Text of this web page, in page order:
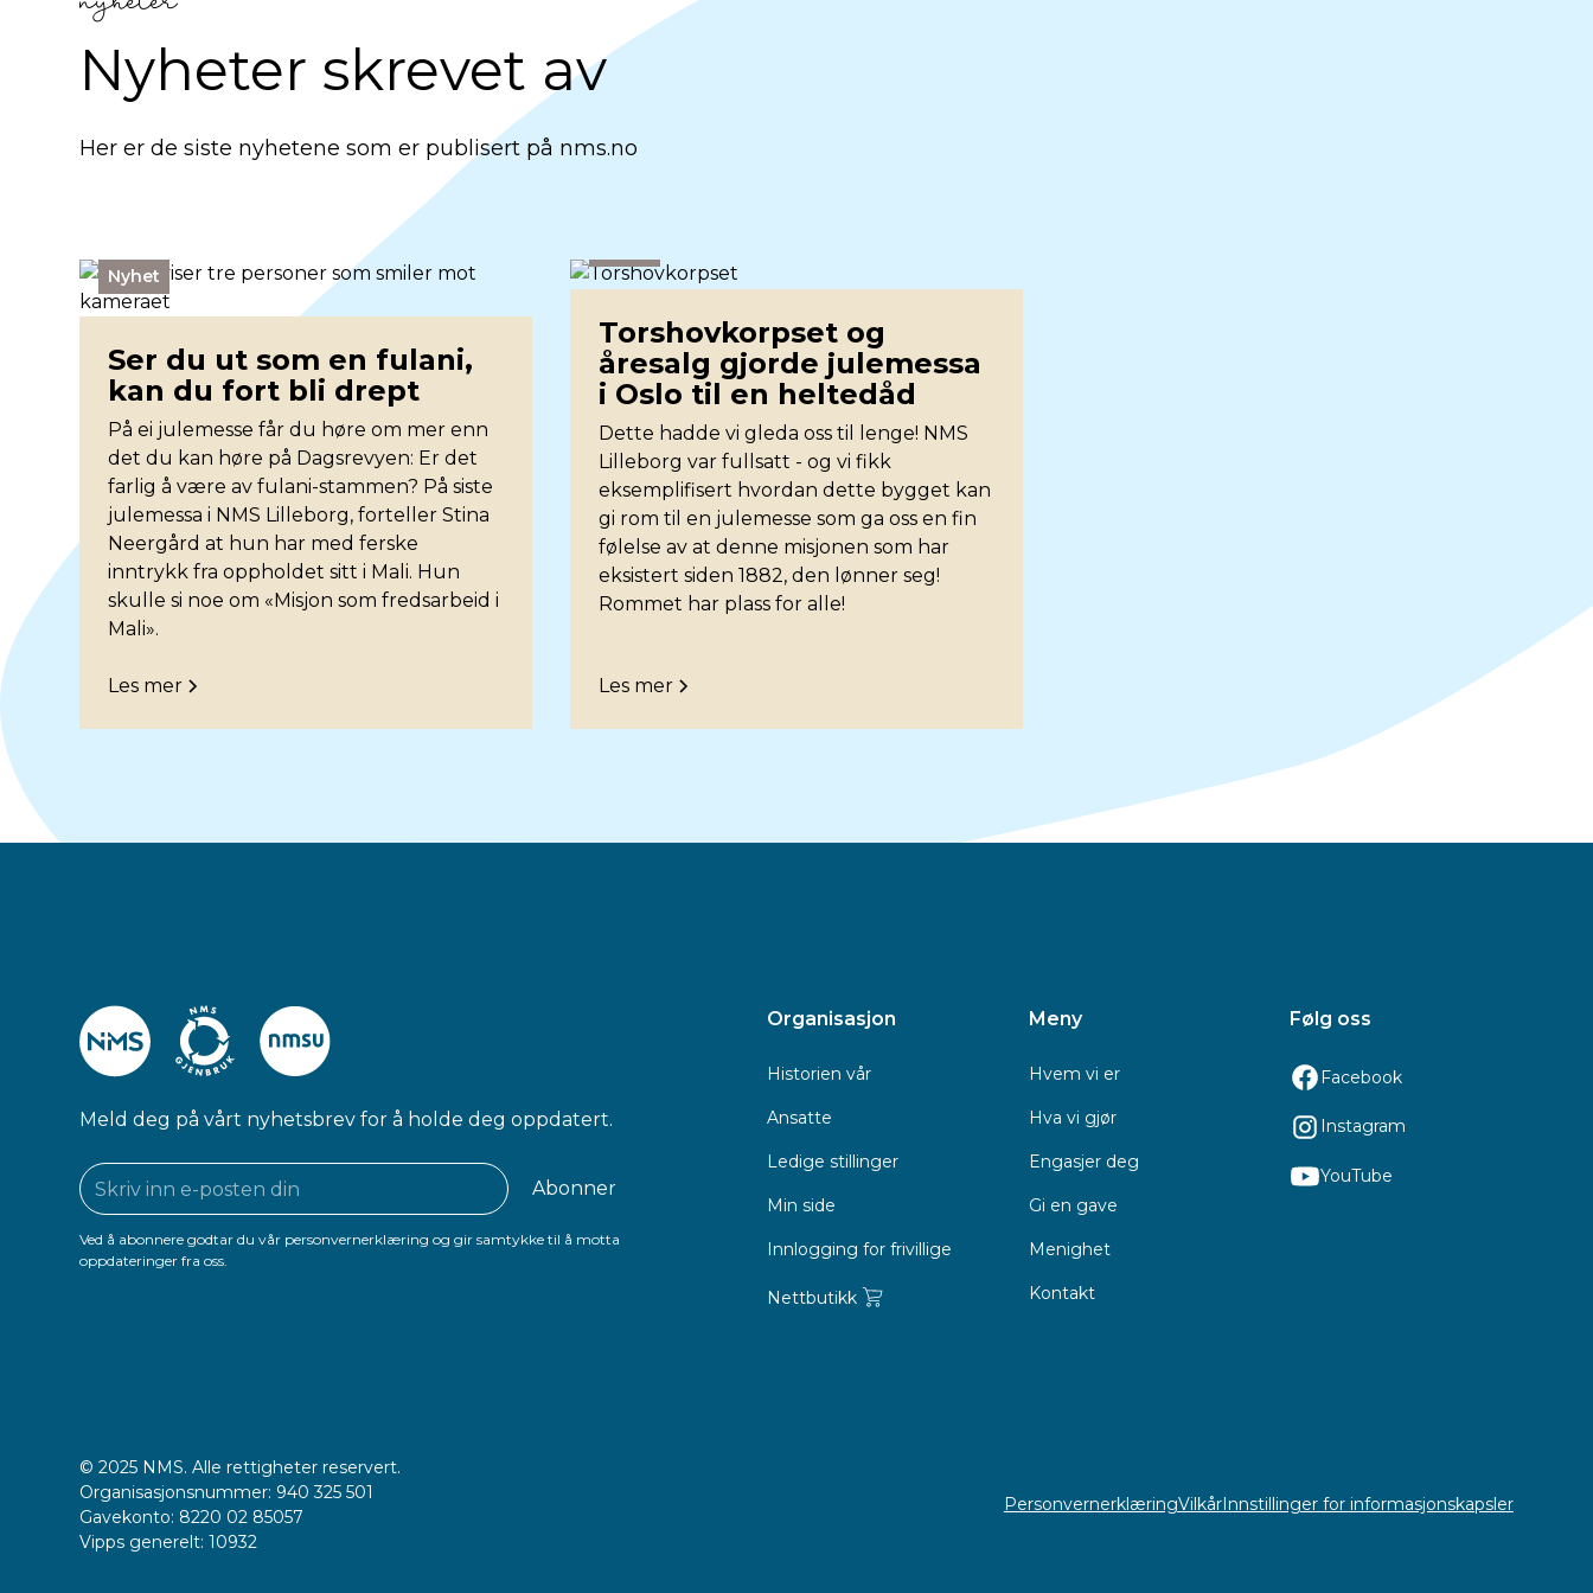
Nyheter skrevet av
Her er de siste nyhetene som er publisert på nms.no
Nyhet
Ser du ut som en fulani,
kan du fort bli drept
På ei julemesse får du høre om mer enn
det du kan høre på Dagsrevyen: Er det
farlig å være av fulani-stammen? På siste
julemessa i NMS Lilleborg, forteller Stina
Neergård at hun har med ferske
inntrykk fra oppholdet sitt i Mali. Hun
skulle si noe om «Misjon som fredsarbeid i
Mali».
Les mer
Torshovkorpset og
åresalg gjorde julemessa
i Oslo til en heltedåd
Dette hadde vi gleda oss til lenge! NMS
Lilleborg var fullsatt - og vi fikk
eksemplifisert hvordan dette bygget kan
gi rom til en julemesse som ga oss en fin
følelse av at denne misjonen som har
eksistert siden 1882, den lønner seg!
Rommet har plass for alle!
Les mer
Meld deg på vårt nyhetsbrev for å holde deg oppdatert.
Ved å abonnere godtar du vår personvernerklæring og gir samtykke til å motta
oppdateringer fra oss.
Organisasjon
Historien vår
Ansatte
Ledige stillinger
Min side
Innlogging for frivillige
Nettbutikk
Meny
Hvem vi er
Hva vi gjør
Engasjer deg
Gi en gave
Menighet
Kontakt
Følg oss
Facebook
Instagram
YouTube
© 2025 NMS. Alle rettigheter reservert.
Organisasjonsnummer: 940 325 501
Gavekonto: 8220 02 85057
Vipps generelt: 10932
PersonvernerklæringVilkårInnstillinger for informasjonskapsler